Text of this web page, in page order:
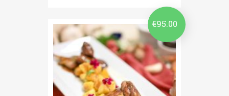
€95.00